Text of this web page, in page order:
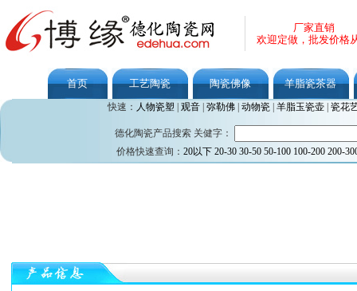
厂家直销
欢迎定做，批发价格
首页 工艺陶瓷 陶瓷佛像 羊脂瓷茶器
快速： 人物瓷塑 观音| 弥勒佛| 动物瓷| 羊脂玉瓷壶| 瓷花
德化陶瓷产品搜索 关健字：
价格快速查询： 20以下 20-30 30-50 50-100 100-200 200-